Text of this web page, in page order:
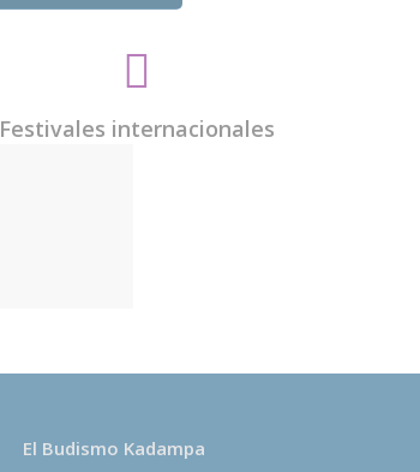
Festivales internacionales
El Budismo Kadampa